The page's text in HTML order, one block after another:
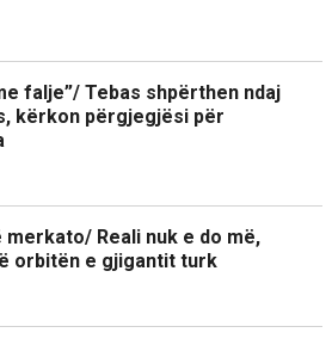
falje”/ Tebas shpërthen ndaj
kërkon përgjegjësi për
Reali nuk e do më,
orbitën e gjigantit turk